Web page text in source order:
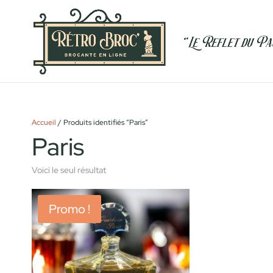
Accueil / Produits identifiés “Paris”
Paris
Voici le seul résultat
Promo !